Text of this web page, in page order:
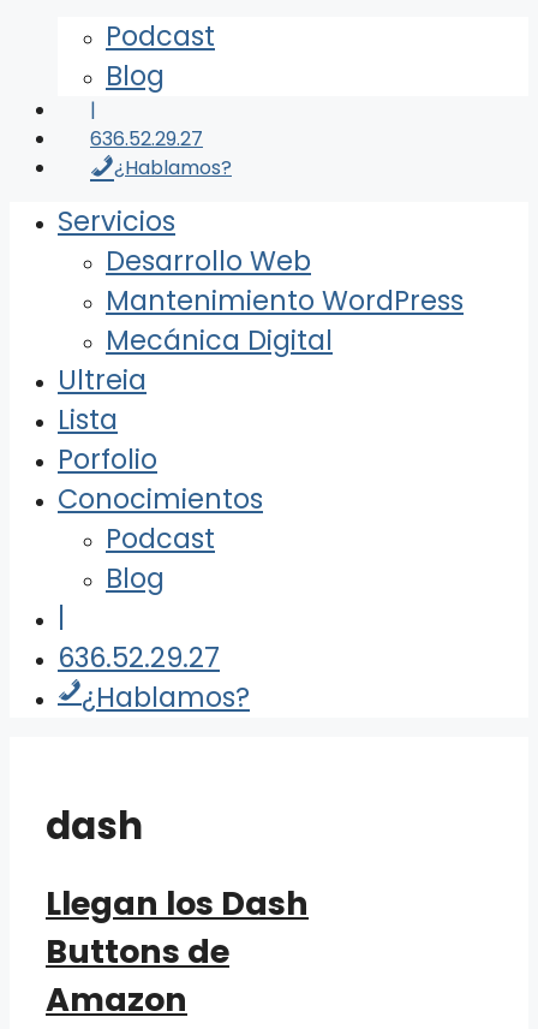
Podcast
Blog
|
636.52.29.27
¿Hablamos?
Servicios
Desarrollo Web
Mantenimiento WordPress
Mecánica Digital
Ultreia
Lista
Porfolio
Conocimientos
Podcast
Blog
|
636.52.29.27
¿Hablamos?
dash
Llegan los Dash
Buttons de
Amazon